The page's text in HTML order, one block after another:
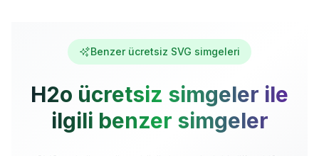
Benzer ücretsiz SVG simgeleri
H2o ücretsiz simgeler ile
ilgili benzer simgeler